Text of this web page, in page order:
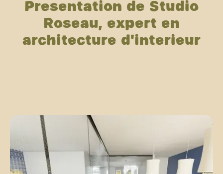
Présentation de Studio
Roseau, expert en
architecture d'intérieur